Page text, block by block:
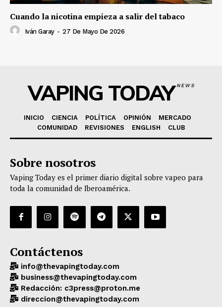
Cuando la nicotina empieza a salir del tabaco
Iván Garay - 27 De Mayo De 2026
VAPING TODAYNEWS
INICIO CIENCIA POLÍTICA OPINIÓN
MERCADO
COMUNIDAD
REVISIONES ENGLISH CLUB
Sobre nosotros
Vaping Today es el primer diario digital sobre vapeo para
toda la comunidad de Iberoamérica.
Contáctenos
info@thevapingtoday.com
business@thevapingtoday.com
Redacción: c3press@proton.me
direccion@thevapingtoday.com